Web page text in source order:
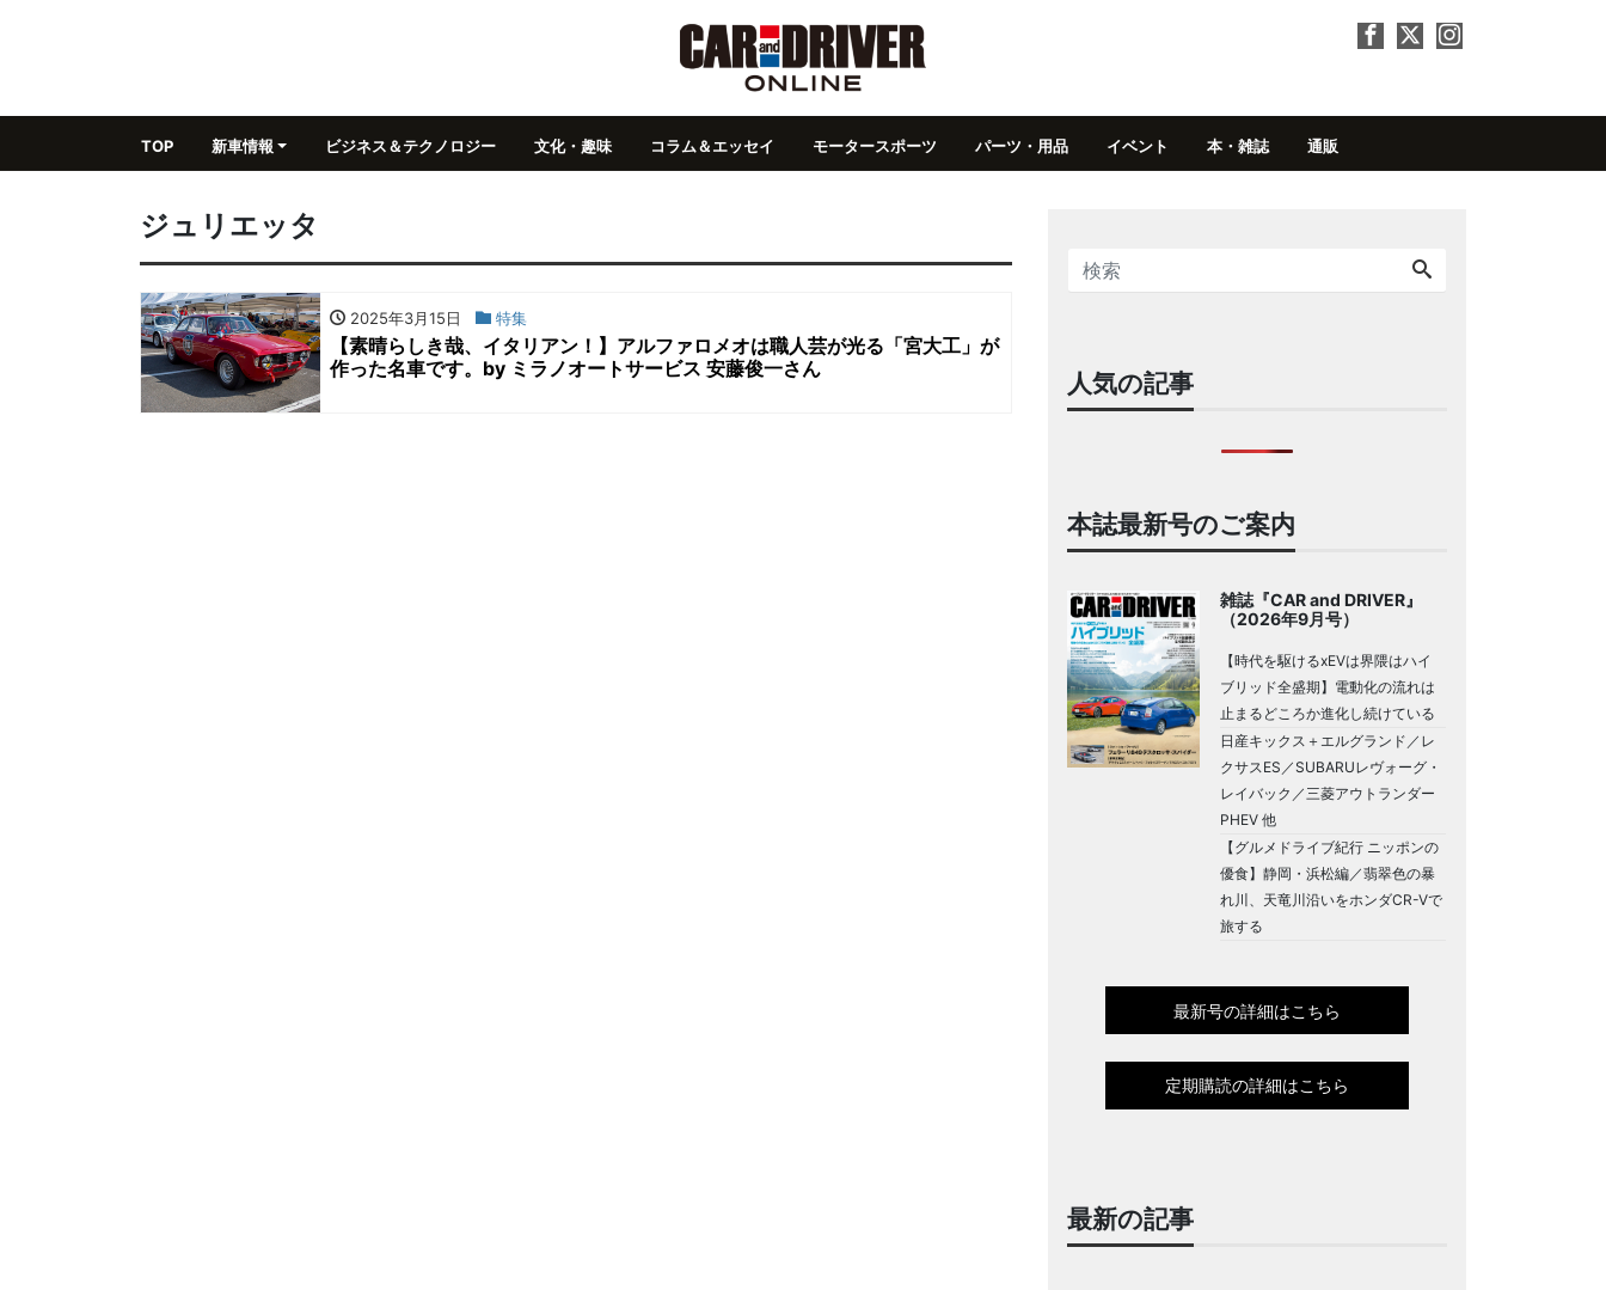
TOP 新車情報 ビジネス＆テクノロジー 文化・趣味 コラム＆エッセイ モータースポーツ パーツ・用品 イベント 本・雑誌 通販
ジュリエッタ
2025年3月15日 特集
【素晴らしき哉、イタリアン！】アルファロメオは職人芸が光る「宮大工」が
作った名車です。by ミラノオートサービス 安藤俊一さん
人気の記事
本誌最新号のご案内
雑誌『CAR and DRIVER』
（2026年9月号）
【時代を駆けるxEVは界隈はハイ
ブリッド全盛期】電動化の流れは
止まるどころか進化し続けている
日産キックス＋エルグランド／レ
クサスES／SUBARUレヴォーグ・
レイバック／三菱アウトランダー
PHEV 他
【グルメドライブ紀行 ニッポンの
優食】静岡・浜松編／翡翠色の暴
れ川、天竜川沿いをホンダCR-Vで
旅する
最新号の詳細はこちら
定期購読の詳細はこちら
最新の記事